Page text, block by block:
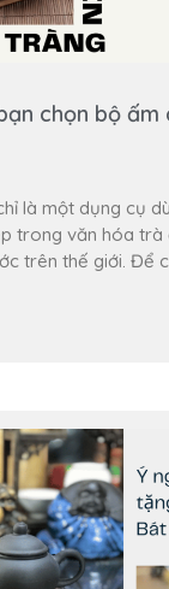
chọn bộ ấm
là một dụng cụ
trong văn hóa
trên thế giới. Để